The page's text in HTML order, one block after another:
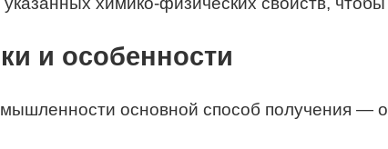
и особенности
основной способ получения —